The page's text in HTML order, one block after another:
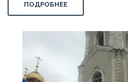
ПОДРОБНЕЕ